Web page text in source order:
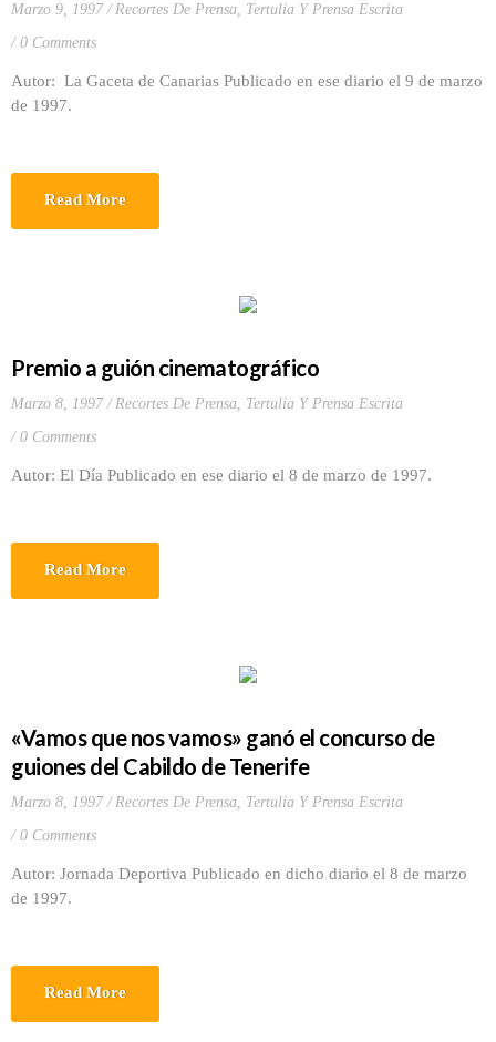
Marzo 9, 1997 Recortes De Prensa, Tertulia Y Prensa Escrita
0 Comments
Autor: La Gaceta de Canarias Publicado en ese diario el 9 de marzo
de 1997.
Read More
Premio a guión cinematográfico
Marzo 8, 1997 Recortes De Prensa, Tertulia Y Prensa Escrita
0 Comments
Autor: El Día Publicado en ese diario el 8 de marzo de 1997.
Read More
«Vamos que nos vamos» ganó el concurso de
guiones del Cabildo de Tenerife
Marzo 8, 1997 Recortes De Prensa, Tertulia Y Prensa Escrita
0 Comments
Autor: Jornada Deportiva Publicado en dicho diario el 8 de marzo
de 1997.
Read More